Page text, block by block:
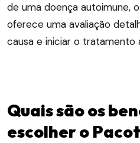
de uma doença autoimune,
oferece uma avaliação
causa e iniciar o tratamento
Quais são os
escolher o